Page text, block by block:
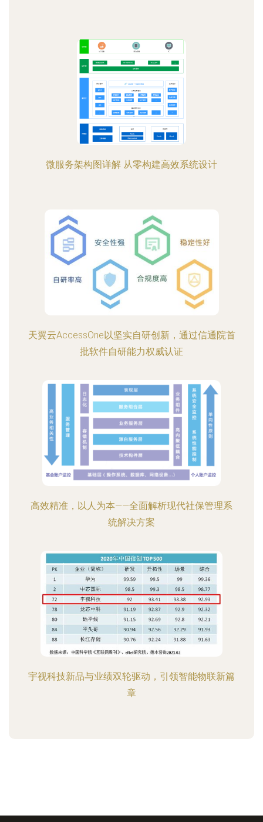
微服务架构图详解 从零构建高效系统设计
天翼云AccessOne以坚实自研创新，通过信通院首
批软件自研能力权威认证
高效精准，以人为本——全面解析现代社保管理系
统解决方案
宇视科技新品与业绩双轮驱动，引领智能物联新篇
章